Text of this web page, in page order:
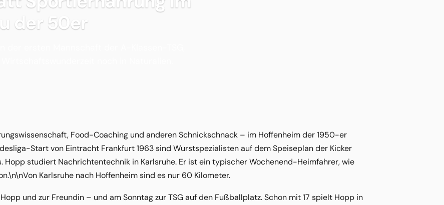
der 50er
Food-Coaching und anderen Schnickschnack – im Hoffenheim der 1950-er
Start von Eintracht Frankfurt 1963 sind Wurstspezialisten auf dem Speiseplan der Kicker
Hopp studiert Nachrichtentechnik in Karlsruhe. Er ist ein typischer Wochenend-Heimfahrer, wie
Karlsruhe nach Hoffenheim sind es nur 60 Kilometer.
und zur Freundin – und am Sonntag zur TSG auf den Fußballplatz. Schon mit 17 spielt Hopp in